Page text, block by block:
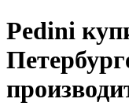
Pedini